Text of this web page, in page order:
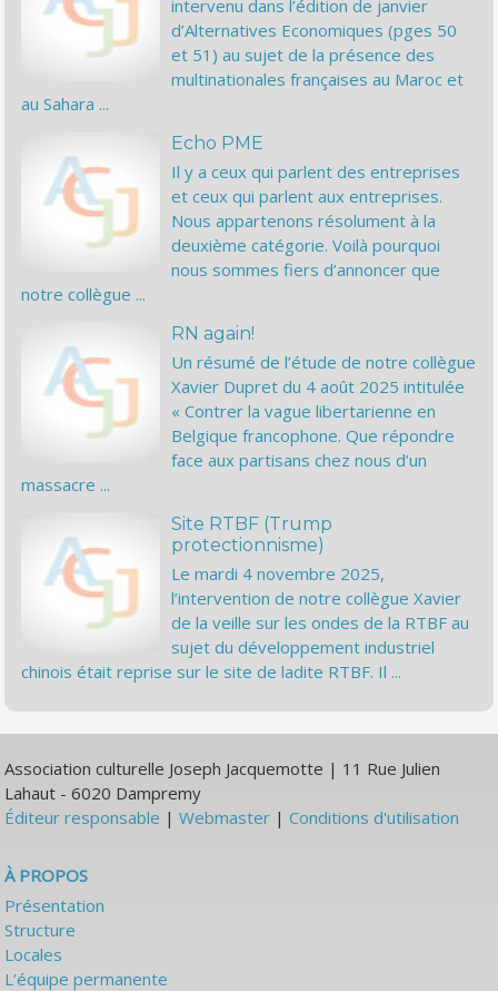
intervenu dans l’édition de janvier
d’Alternatives Economiques (pges 50
et 51) au sujet de la présence des
multinationales françaises au Maroc et
au Sahara ...
Echo PME
Il y a ceux qui parlent des entreprises
et ceux qui parlent aux entreprises.
Nous appartenons résolument à la
deuxième catégorie. Voilà pourquoi
nous sommes fiers d’annoncer que
notre collègue ...
RN again!
Un résumé de l’étude de notre collègue
Xavier Dupret du 4 août 2025 intitulée
« Contrer la vague libertarienne en
Belgique francophone. Que répondre
face aux partisans chez nous d’un
massacre ...
Site RTBF (Trump
protectionnisme)
Le mardi 4 novembre 2025,
l’intervention de notre collègue Xavier
de la veille sur les ondes de la RTBF au
sujet du développement industriel
chinois était reprise sur le site de ladite RTBF. Il ...
Association culturelle Joseph Jacquemotte | 11 Rue Julien
Lahaut - 6020 Dampremy
Éditeur responsable |Webmaster |Conditions d'utilisation
À PROPOS
Présentation
Structure
Locales
L’équipe permanente